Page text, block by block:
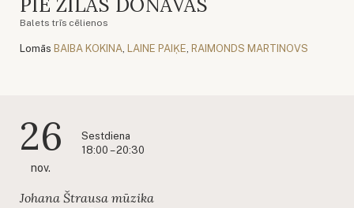
Balets trīs cēlienos
Lomās BAIBA KOKINA LAINE PAIĶE RAIMONDS MARTINOVS
26
nov.
Sestdiena
18:00 – 20:30
Johana Štrausa mūzika